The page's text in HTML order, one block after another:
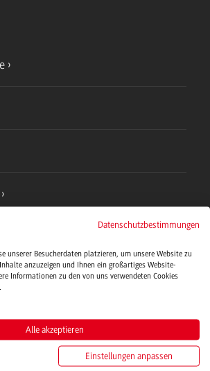
Datenschutzbestimmungen
unserer Besucherdaten platzieren, um unsere Website zu
anzuzeigen und Ihnen ein großartiges Website-
Informationen zu den von uns verwendeten Cookies
Alle akzeptieren
Einstellungen anpassen